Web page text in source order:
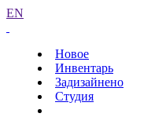
EN
Новое
Инвентарь
Задизайнено
Студия